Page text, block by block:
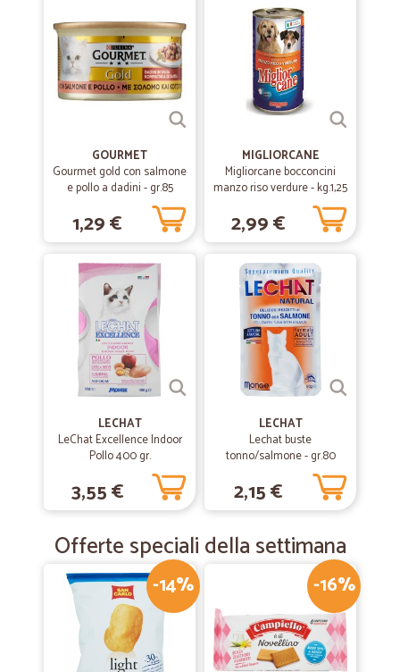
GOURMET
Gourmet gold con salmone
e pollo a dadini - gr.85
1,29 €
MIGLIORCANE
Migliorcane bocconcini
manzo riso verdure - kg.1,25
2,99 €
LECHAT
LeChat Excellence Indoor
Pollo 400 gr.
3,55 €
LECHAT
Lechat buste
tonno/salmone - gr.80
2,15 €
Offerte speciali della settimana
-14% -16%